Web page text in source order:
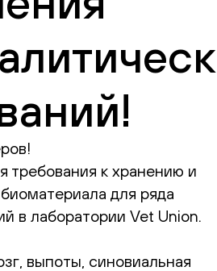
требования к хранению и
для ряда
в лаборатории Vet Union.
выпоты, синовиальная